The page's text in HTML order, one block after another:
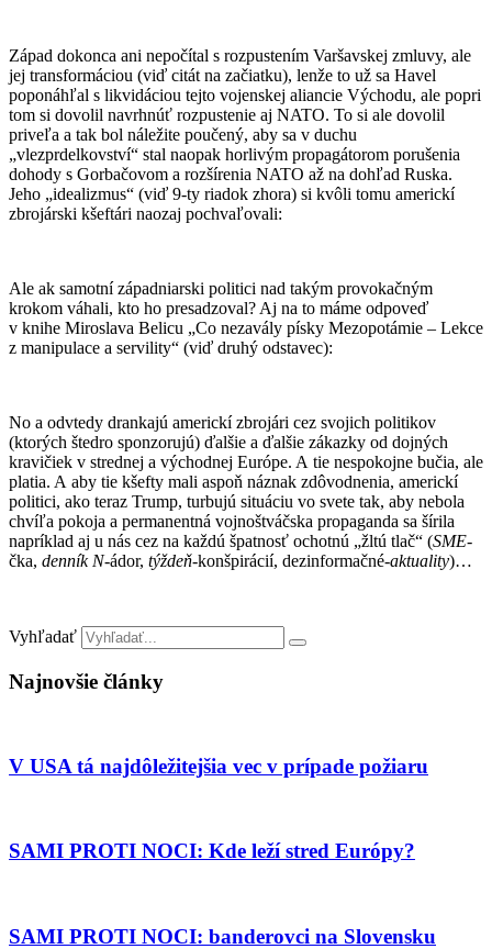
Západ dokonca ani nepočítal s rozpustením Varšavskej zmluvy, ale
jej transformáciou (viď citát na začiatku), lenže to už sa Havel
poponáhľal s likvidáciou tejto vojenskej aliancie Východu, ale popri
tom si dovolil navrhnúť rozpustenie aj NATO. To si ale dovolil
priveľa a tak bol náležite poučený, aby sa v duchu
„vlezprdelkovství“ stal naopak horlivým propagátorom porušenia
dohody s Gorbačovom a rozšírenia NATO až na dohľad Ruska.
Jeho „idealizmus“ (viď 9-ty riadok zhora) si kvôli tomu americkí
zbrojárski kšeftári naozaj pochvaľovali:
Ale ak samotní západniarski politici nad takým provokačným
krokom váhali, kto ho presadzoval? Aj na to máme odpoveď
v knihe Miroslava Belicu „Co nezavály písky Mezopotámie – Lekce
z manipulace a servility“ (viď druhý odstavec):
No a odvtedy drankajú americkí zbrojári cez svojich politikov
(ktorých štedro sponzorujú) ďalšie a ďalšie zákazky od dojných
kravičiek v strednej a východnej Európe. A tie nespokojne bučia, ale
platia. A aby tie kšefty mali aspoň náznak zdôvodnenia, americkí
politici, ako teraz Trump, turbujú situáciu vo svete tak, aby nebola
chvíľa pokoja a permanentná vojnoštváčska propaganda sa šírila
napríklad aj u nás cez na každú špatnosť ochotnú „žltú tlač“ (SME-
čka, denník N-ádor, týždeň-konšpirácií, dezinformačné-aktuality)…
Vyhľadať
Najnovšie články
V USA tá najdôležitejšia vec v prípade požiaru
SAMI PROTI NOCI: Kde leží stred Európy?
SAMI PROTI NOCI: banderovci na Slovensku